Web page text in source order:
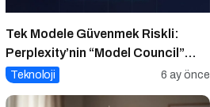
Tek Modele Güvenmek Riskli:
Perplexity’nin “Model Council”
Yaklaşımı ve Çoklu AI Stratejisi
Teknoloji 6 ay önce